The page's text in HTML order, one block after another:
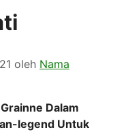
oleh Nama
Dalam
legend Untuk